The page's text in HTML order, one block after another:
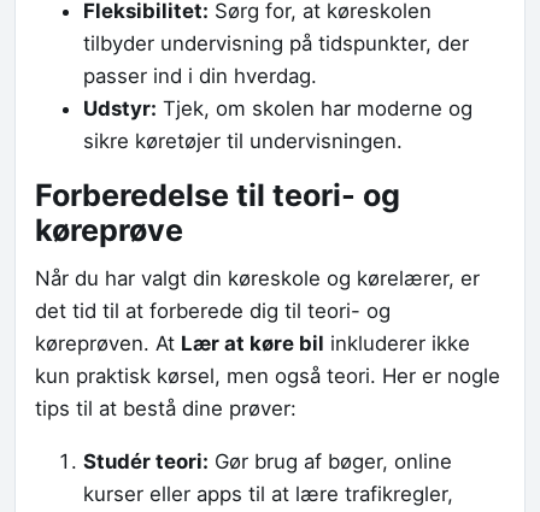
Fleksibilitet: Sørg for, at køreskolen
tilbyder undervisning på tidspunkter, der
passer ind i din hverdag.
Udstyr: Tjek, om skolen har moderne og
sikre køretøjer til undervisningen.
Forberedelse til teori- og
køreprøve
Når du har valgt din køreskole og kørelærer, er
det tid til at forberede dig til teori- og
køreprøven. At Lær at køre bil inkluderer ikke
kun praktisk kørsel, men også teori. Her er nogle
tips til at bestå dine prøver:
Studér teori: Gør brug af bøger, online
kurser eller apps til at lære trafikregler,